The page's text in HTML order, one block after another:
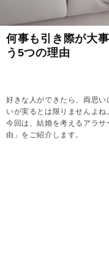
何事も引き際が大
う5つの理由
好きな人ができたら、両思
いが実るとは限りませんよね
今回は、結婚を考えるアラ
由」をご紹介します。